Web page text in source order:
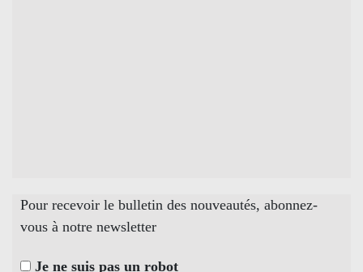
Pour recevoir le bulletin des nouveautés, abonnez-
vous à notre newsletter
Je ne suis pas un robot